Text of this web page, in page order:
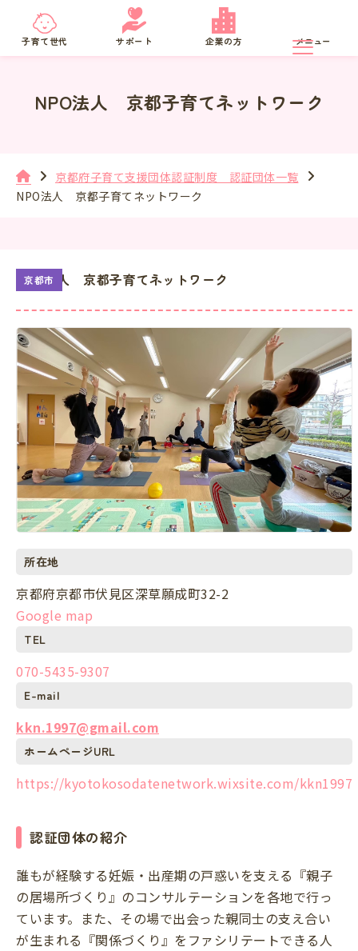
京都府
子育て世代 サポート 企業の方 メニュー
NPO法人 京都子育てネットワーク
京都府子育て支援団体認証制度 認証団体一覧
NPO法人 京都子育てネットワーク
NPO法人 京都子育てネットワーク
所在地
京都府京都市伏見区深草願成町32-2
Google map
TEL
070-5435-9307
E-mail
kkn.1997@gmail.com
ホームページURL
https://kyotokosodatenetwork.wixsite.com/kkn1997
認証団体の紹介
誰もが経験する妊娠・出産期の戸惑いを支える『親子
の居場所づくり』のコンサルテーションを各地で行っ
ています。また、その場で出会った親同士の支え合い
が生まれる『関係づくり』をファシリテートできる人